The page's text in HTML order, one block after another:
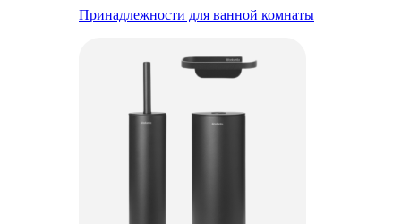
Принадлежности для ванной комнаты